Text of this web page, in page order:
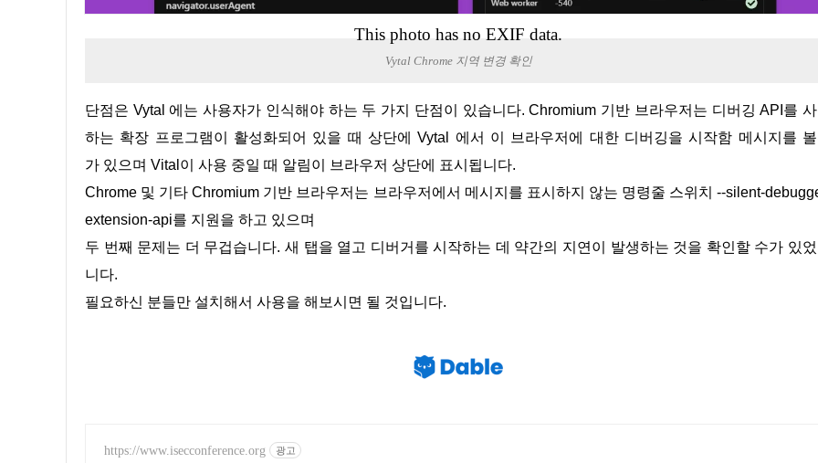
This photo has no EXIF data.
Vytal Chrome 지역 변경 확인
단점은 Vytal 에는 사용자가 인식해야 하는 두 가지 단점이 있습니다. Chromium 기반 브라우저는 디버깅 API를 사용
하는 확장 프로그램이 활성화되어 있을 때 상단에 Vytal 에서 이 브라우저에 대한 디버깅을 시작함 메시지를
가 있으며 Vital이 사용 중일 때 알림이 브라우저 상단에 표시됩니다.
Chrome 및 기타 Chromium 기반 브라우저는 브라우저에서 메시지를 표시하지 않는 명령줄 스위치 --silent-
extension-api를 지원을 하고 있으며
두 번째 문제는 더 무겁습니다. 새 탭을 열고 디버거를 시작하는 데 약간의 지연이 발생하는 것을 확인할 수가 있
니다.
필요하신 분들만 설치해서 사용을 해보시면 될 것입니다.
https://www.isecconference.org 광고